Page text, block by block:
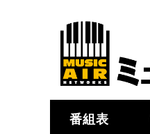
番組表